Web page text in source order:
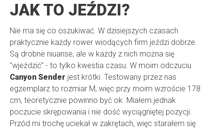
JAK TO JEŹDZI?
Nie ma się co oszukiwać. W dzisiejszych czasach
praktycznie każdy rower wiodących firm jeździ dobrze.
Są drobne niuanse, ale w każdy z nich można się
"wjeździć" - to tylko kwestia czasu. W moim odczuciu
Canyon Sender jest krótki. Testowany przez nas
egzemplarz to rozmiar M, więc przy moim wzroście 178
cm, teoretycznie powinno być ok. Miałem jednak
poczucie skrępowania i nie dość wyciągniętej pozycji.
Przód mi trochę uciekał w zakrętach, więc starałem się